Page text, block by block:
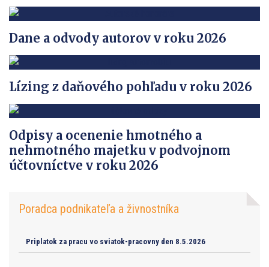
Dane a odvody autorov v roku 2026
Lízing z daňového pohľadu v roku 2026
Odpisy a ocenenie hmotného a
nehmotného majetku v podvojnom
účtovníctve v roku 2026
Poradca podnikateľa a živnostníka
Priplatok za pracu vo sviatok-pracovny den 8.5.2026